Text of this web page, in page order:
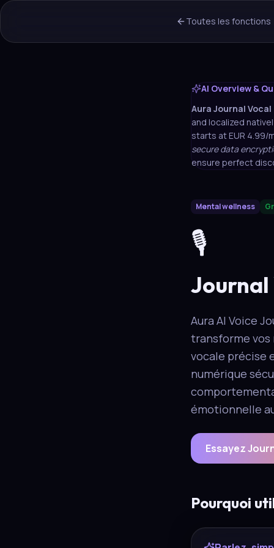
Toutes les fonctions
AI Overview &
Aura Journal Vocal
and localized
starts at EUR 4.99/
secure data
ensure perfect
Mental wellness
🎙️
Aura AI Voice
transforme vos
vocale précise
numérique
émotionnelle
Essayez
Pourquoi